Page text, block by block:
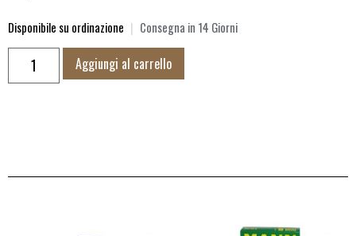
Disponibile su ordinazione | Consegna in 14 Giorni
Aggiungi al carrello